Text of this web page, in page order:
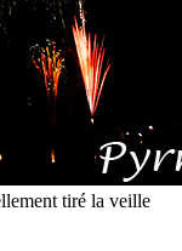
tiré la veille